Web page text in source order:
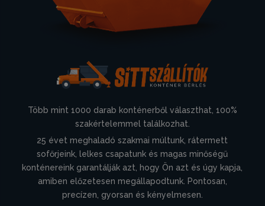
Több mint 1000 darab konténerből választhat, 100%
szakértelemmel találkozhat.
25 évet meghaladó szakmai múltunk, rátermett
sofőrjeink, lelkes csapatunk és magas minőségű
konténereink garantálják azt, hogy Ön azt és úgy kapja,
amiben előzetesen megállapodtunk. Pontosan,
precízen, gyorsan és kényelmesen.